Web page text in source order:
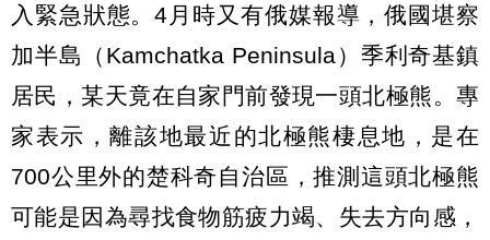
入緊急狀態。4月時又有俄媒報導，俄國堪察
加半島（Kamchatka Peninsula）季利奇基鎮
居民，某天竟在自家門前發現一頭北極熊。專
家表示，離該地最近的北極熊棲息地，是在
700公里外的楚科奇自治區，推測這頭北極熊
可能是因為尋找食物筋疲力竭、失去方向感，